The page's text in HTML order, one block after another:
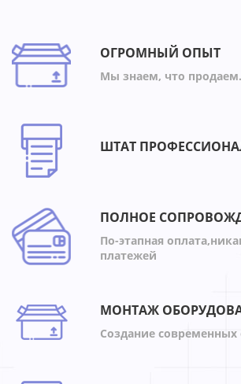
ОГРОМНЫЙ ОПЫТ
Мы знаем, что продаем.
ШТАТ
ПОЛНОЕ
По-этапная
платежей
МОНТАЖ
Создание современных